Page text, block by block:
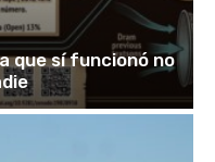
que sí funcionó no